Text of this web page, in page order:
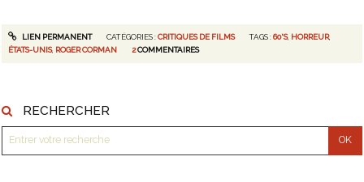
LIEN PERMANENT CATÉGORIES :CRITIQUES DE FILMS TAGS :60'S, HORREUR,
ÉTATS-UNIS, ROGER CORMAN 2COMMENTAIRES
RECHERCHER